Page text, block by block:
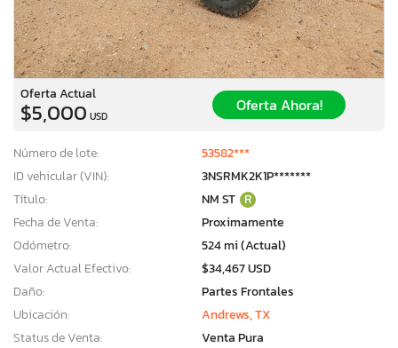
Oferta Actual
$5,000 USD
Oferta Ahora!
Número de lote:
53582***
ID vehicular (VIN):
3NSRMK2K1P*******
Título:
NM ST R
Fecha de Venta:
Proximamente
Odómetro:
524 mi (Actual)
Valor Actual Efectivo:
$34,467 USD
Daño:
Partes Frontales
Ubicación:
Andrews, TX
Status de Venta:
Venta Pura